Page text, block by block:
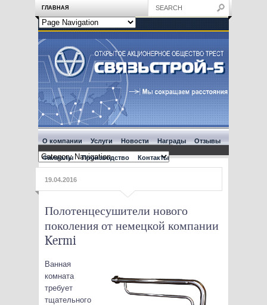
ГЛАВНАЯ
О компании Услуги Новости Награды Отзывы
Филиалы Производство Контакты
19.04.2016
Полотенцесушители нового
поколения от немецкой компании
Kermi
Ванная
комната
требует
тщательного